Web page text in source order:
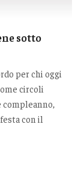
sotto
per chi oggi
circoli
con il